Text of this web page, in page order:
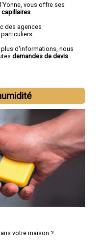
vous offre ses
capillaires
des agences
d'informations, nous
demandes de devis
votre maison ?